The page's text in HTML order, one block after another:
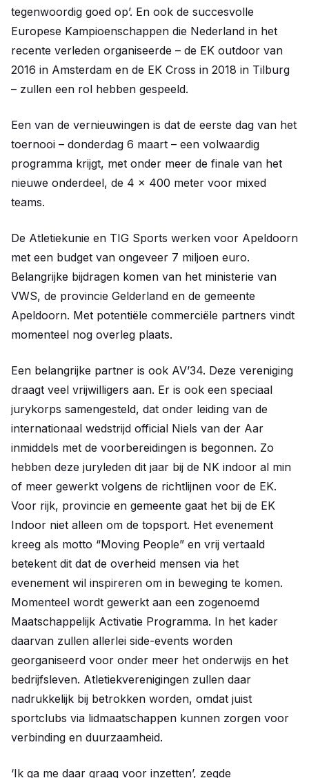
tegenwoordig goed op’. En ook de succesvolle
Europese Kampioenschappen die Nederland in het
recente verleden organiseerde – de EK outdoor van
2016 in Amsterdam en de EK Cross in 2018 in Tilburg
– zullen een rol hebben gespeeld.
Een van de vernieuwingen is dat de eerste dag van het
toernooi – donderdag 6 maart – een volwaardig
programma krijgt, met onder meer de finale van het
nieuwe onderdeel, de 4 x 400 meter voor mixed
teams.
De Atletiekunie en TIG Sports werken voor Apeldoorn
met een budget van ongeveer 7 miljoen euro.
Belangrijke bijdragen komen van het ministerie van
VWS, de provincie Gelderland en de gemeente
Apeldoorn. Met potentiële commerciële partners vindt
momenteel nog overleg plaats.
Een belangrijke partner is ook AV’34. Deze vereniging
draagt veel vrijwilligers aan. Er is ook een speciaal
jurykorps samengesteld, dat onder leiding van de
internationaal wedstrijd official Niels van der Aar
inmiddels met de voorbereidingen is begonnen. Zo
hebben deze juryleden dit jaar bij de NK indoor al min
of meer gewerkt volgens de richtlijnen voor de EK.
Voor rijk, provincie en gemeente gaat het bij de EK
Indoor niet alleen om de topsport. Het evenement
kreeg als motto “Moving People” en vrij vertaald
betekent dit dat de overheid mensen via het
evenement wil inspireren om in beweging te komen.
Momenteel wordt gewerkt aan een zogenoemd
Maatschappelijk Activatie Programma. In het kader
daarvan zullen allerlei side-events worden
georganiseerd voor onder meer het onderwijs en het
bedrijfsleven. Atletiekverenigingen zullen daar
nadrukkelijk bij betrokken worden, omdat juist
sportclubs via lidmaatschappen kunnen zorgen voor
verbinding en duurzaamheid.
‘Ik ga me daar graag voor inzetten’, zegde